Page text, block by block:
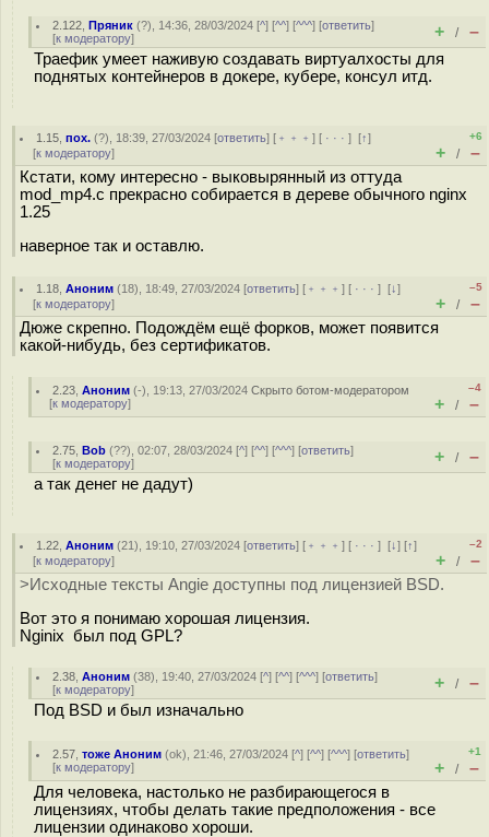
2.122 ,Пряник (?), 14:36, 28/03/2024 [^] [^^] [^^^] [ответить]
[к модератору] + / –
Траефик умеет наживую создавать виртуалхосты для
поднятых контейнеров в докере, кубере, консул итд.
1.15 ,пох. (?), 18:39, 27/03/2024 [ответить] [ ﹢﹢﹢] [ · · ·][↑]
[к модератору]
+6
+ / –
Кстати, кому интересно - выковырянный из оттуда
mod_mp4.c прекрасно собирается в дереве обычного nginx
1.25
наверное так и оставлю.
1.18 ,Аноним (18), 18:49, 27/03/2024 [ответить] [ ﹢﹢﹢] [ · · ·][↓]
[к модератору]
–5
+ / –
Дюже скрепно. Подождём ещё форков, может появится
какой-нибудь, без сертификатов.
2.23 ,Аноним (-), 19:13, 27/03/2024Скрыто ботом-модератором
[к модератору]
–4
+ / –
2.75 ,Bob (??), 02:07, 28/03/2024 [^] [^^] [^^^] [ответить]
[к модератору] + / –
а так денег не дадут)
1.22 ,Аноним (21), 19:10, 27/03/2024 [ответить] [ ﹢﹢﹢] [ · · ·][↓] [↑]
[к модератору]
–2
+ / –
>Исходные тексты Angie доступны под лицензией BSD.
Вот это я понимаю хорошая лицензия.
Nginix был под GPL?
2.38 ,Аноним (38), 19:40, 27/03/2024 [^] [^^] [^^^] [ответить]
[к модератору] + / –
Под BSD и был изначально
2.57 ,тоже Аноним (ok), 21:46, 27/03/2024 [^] [^^] [^^^] [ответить]
[к модератору]
+1
+ / –
Для человека, настолько не разбирающегося в
лицензиях, чтобы делать такие предположения - все
лицензии одинаково хороши.